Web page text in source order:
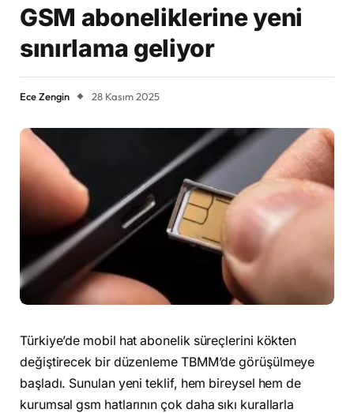
GSM aboneliklerine yeni
sınırlama geliyor
Ece Zengin 28 Kasım 2025
Türkiye’de mobil hat abonelik süreçlerini kökten
değiştirecek bir düzenleme TBMM’de görüşülmeye
başladı. Sunulan yeni teklif, hem bireysel hem de
kurumsal gsm hatlarının çok daha sıkı kurallarla